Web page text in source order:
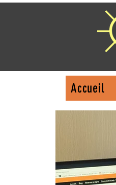
Accueil